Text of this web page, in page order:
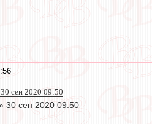
сен 2020 09:50
30 сен 2020 09:50